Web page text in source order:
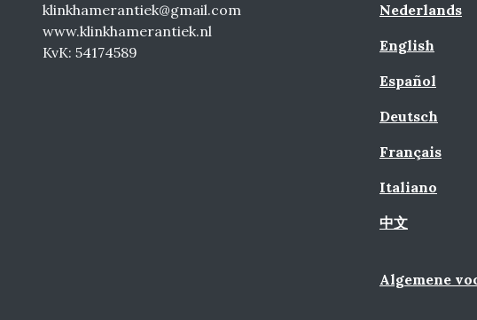
klinkhamerantiek@gmail.com
www.klinkhamerantiek.nl
KvK: 54174589
Nederlands
English
Español
Deutsch
Français
Italiano
中文
Algemene